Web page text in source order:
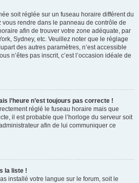
soit réglée sur un fuseau horaire différent du
vous rendre dans le panneau de contrôle de
afin de trouver votre zone adéquate, par
Sydney, etc. Veuillez noter que le réglage
des autres paramètres, n’est accessible
n’êtes pas inscrit, c’est l’occasion idéale de
l’heure n’est toujours pas correcte !
réglé le fuseau horaire mais que
il est probable que l’horloge du serveur soit
afin de lui communiquer ce
la liste !
installé votre langue sur le forum, soit le